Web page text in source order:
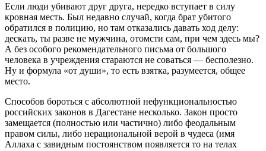
Если люди убивают друг друга, нередко вступает в силу
кровная месть. Был недавно случай, когда брат убитого
обратился в полицию, но там отказались давать ход делу:
дескать, ты разве не мужчина, отомсти сам, при чем здесь мы?
А без особого рекомендательного письма от большого
человека в учреждения стараются не соваться — бесполезно.
Ну и формула «от души», то есть взятка, разумеется, общее
место.
Способов бороться с абсолютной нефункциональностью
российских законов в Дагестане несколько. Закон просто
замещается (полностью или частично) либо феодальным
правом силы, либо нерациональной верой в чудеса (имя
Аллаха с завидным постоянством появляется то на телах